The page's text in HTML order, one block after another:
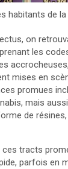
habitants de
on
les
mises en
promues
mais
de résines,
ces tracts
parfois en